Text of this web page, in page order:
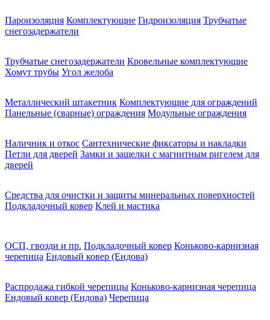
Пароизоляция Комплектующие Гидроизоляция Трубчатые
снегозадержатели
Трубчатые снегозадержатели Кровельные комплектующие
Хомут трубы Угол желоба
Металлический штакетник Комплектующие для ограждений
Панельные (сварные) ограждения Модульные ограждения
Наличник и откос Сантехнические фиксаторы и накладки
Петли для дверей Замки и защелки с магнитным ригелем для
дверей
Средства для очистки и защиты минеральных поверхностей
Подкладочный ковер Клей и мастика
ОСП, гвозди и пр. Подкладочный ковер Коньково-карнизная
черепица Ендовый ковер (Ендова)
Распродажа гибкой черепицы Коньково-карнизная черепица
Ендовый ковер (Ендова) Черепица